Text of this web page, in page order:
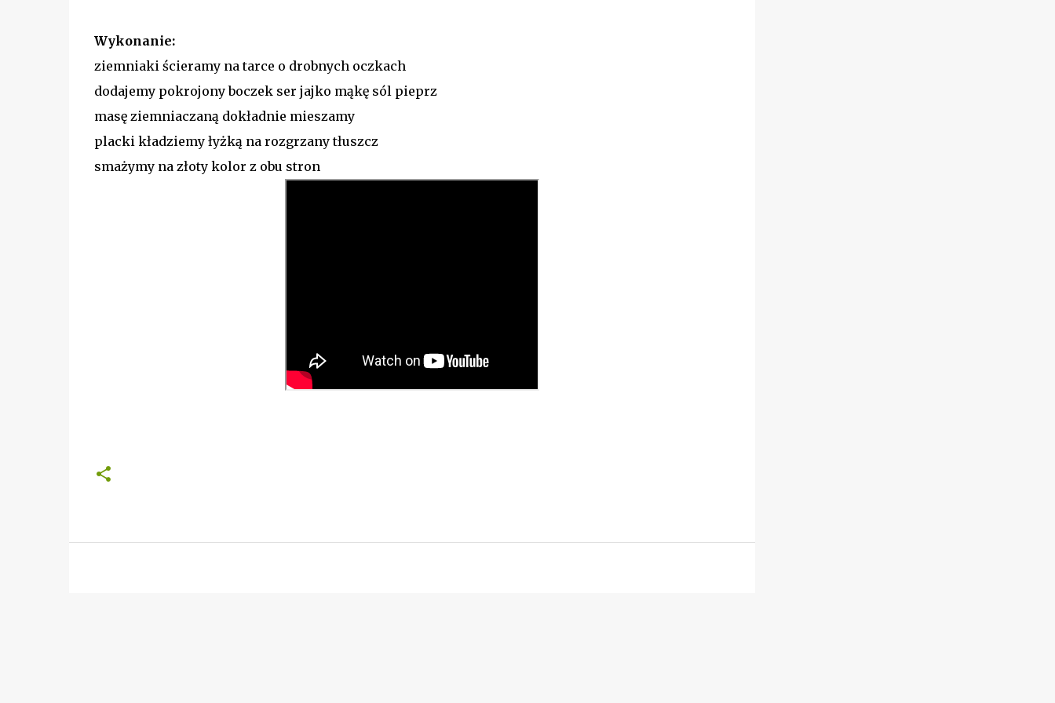
Wykonanie:
ziemniaki ścieramy na tarce o drobnych oczkach
dodajemy pokrojony boczek ser jajko mąkę sól pieprz
masę ziemniaczaną dokładnie mieszamy
placki kładziemy łyżką na rozgrzany tłuszcz
smażymy na złoty kolor z obu stron